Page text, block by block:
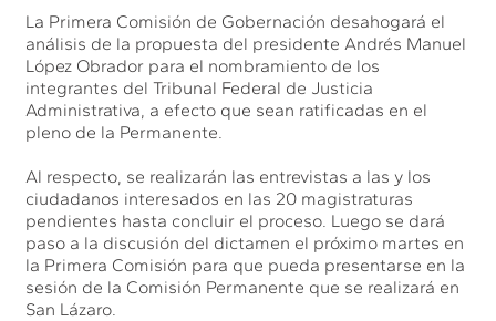
La Primera Comisión de Gobernación desahogará el
análisis de la propuesta del presidente Andrés Manuel
López Obrador para el nombramiento de los
integrantes del Tribunal Federal de Justicia
Administrativa, a efecto que sean ratificadas en el
pleno de la Permanente.
Al respecto, se realizarán las entrevistas a las y los
ciudadanos interesados en las 20 magistraturas
pendientes hasta concluir el proceso. Luego se dará
paso a la discusión del dictamen el próximo martes en
la Primera Comisión para que pueda presentarse en la
sesión de la Comisión Permanente que se realizará en
San Lázaro.